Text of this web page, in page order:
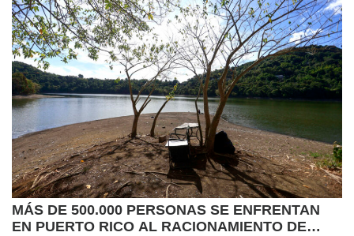
MÁS DE 500.000 PERSONAS SE ENFRENTAN
EN PUERTO RICO AL RACIONAMIENTO DE